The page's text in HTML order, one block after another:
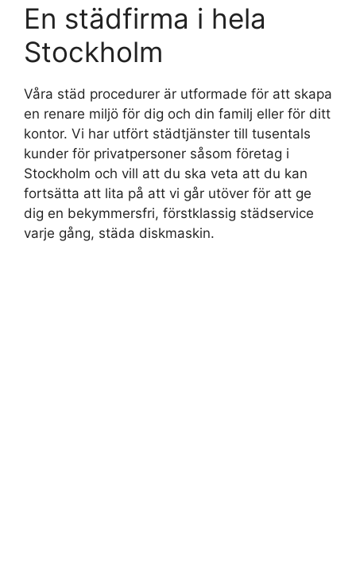
En städfirma i hela
Stockholm
Våra städ procedurer är utformade för att skapa
en renare miljö för dig och din familj eller för ditt
kontor. Vi har utfört städtjänster till tusentals
kunder för privatpersoner såsom företag i
Stockholm och vill att du ska veta att du kan
fortsätta att lita på att vi går utöver för att ge
dig en bekymmersfri, förstklassig städservice
varje gång, städa diskmaskin.